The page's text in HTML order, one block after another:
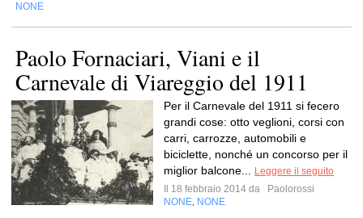
NONE
Paolo Fornaciari, Viani e il
Carnevale di Viareggio del 1911
Per il Carnevale del 1911 si fecero
grandi cose: otto veglioni, corsi con
carri, carrozze, automobili e
biciclette, nonché un concorso per il
miglior balcone...
Leggere il seguito
Il 18 febbraio 2014 da
Paolorossi
NONE NONE